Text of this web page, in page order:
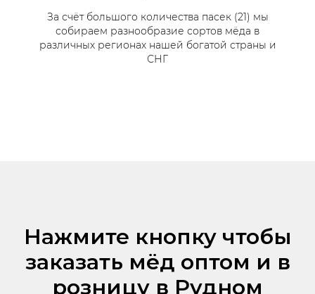
За счёт большого количества пасек (21) мы
собираем разнообразие сортов мёда в
различных регионах нашей богатой страны и
СНГ
Нажмите кнопку чтобы
заказать мёд оптом и в
розницу в Рудном